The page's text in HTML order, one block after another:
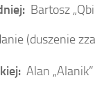
Bartosz
(duszenie
Alan